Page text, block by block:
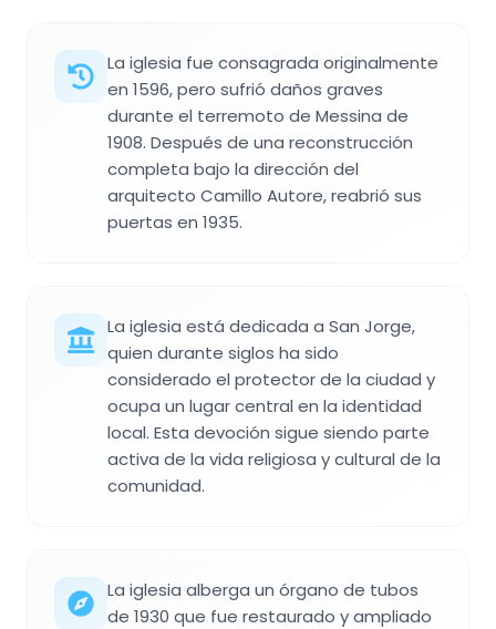
La iglesia fue consagrada originalmente
en 1596, pero sufrió daños graves
durante el terremoto de Messina de
1908. Después de una reconstrucción
completa bajo la dirección del
arquitecto Camillo Autore, reabrió sus
puertas en 1935.
La iglesia está dedicada a San Jorge,
quien durante siglos ha sido
considerado el protector de la ciudad y
ocupa un lugar central en la identidad
local. Esta devoción sigue siendo parte
activa de la vida religiosa y cultural de la
comunidad.
La iglesia alberga un órgano de tubos
de 1930 que fue restaurado y ampliado